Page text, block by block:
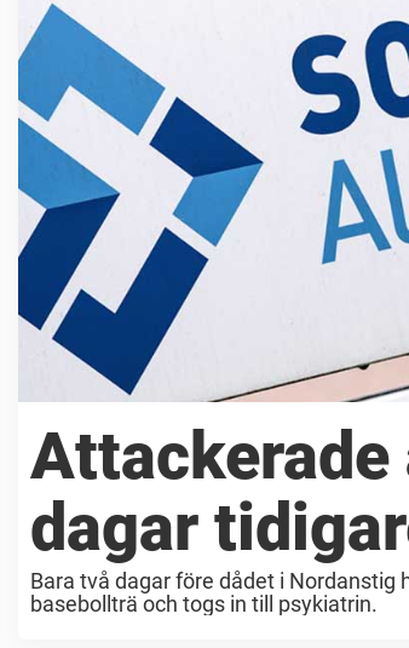
Attackerade
dagar
Bara två dagar före dådet i
basebollträ och togs in till psykiatrin.